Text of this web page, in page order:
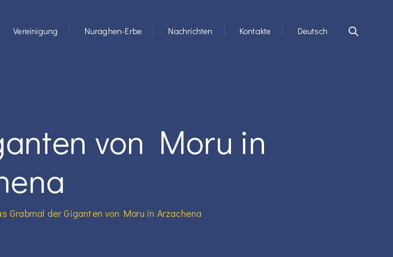
Vereinigung Nuraghen-Erbe Nachrichten Kontakte Deutsch
von Moru in
Grabmal der Giganten von Moru in Arzachena